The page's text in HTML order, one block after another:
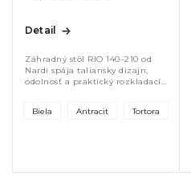
Detail
Záhradný stôl RIO 140–210 od
Nardi spája taliansky dizajn,
odolnosť a praktický rozkladací
sedenie pre 4–6 osôb. Vďaka...
Biela Antracit Tortora